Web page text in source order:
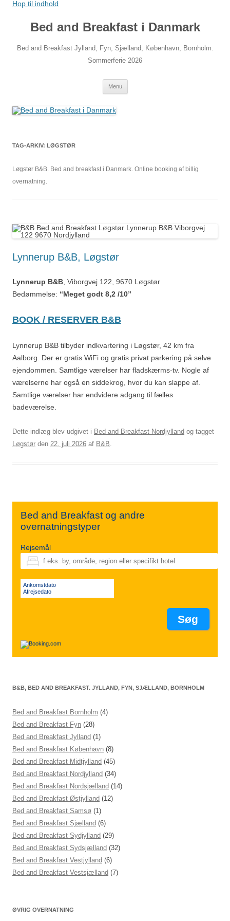
Hop til indhold
Bed and Breakfast i Danmark
Bed and Breakfast Jylland, Fyn, Sjælland, København, Bornholm.
Sommerferie 2026
Menu
TAG-ARKIV: LØGSTØR
Løgstør B&B. Bed and breakfast i Danmark. Online booking af billig
overnatning.
Lynnerup B&B, Løgstør
Lynnerup B&B , Viborgvej 122, 9670 Løgstør
Bedømmelse: “Meget godt 8,2 /10”
BOOK / RESERVER B&B
Lynnerup B&B tilbyder indkvartering i Løgstør, 42 km fra
Aalborg. Der er gratis WiFi og gratis privat parkering på selve
ejendommen. Samtlige værelser har fladskærms-tv. Nogle af
værelserne har også en siddekrog, hvor du kan slappe af.
Samtlige værelser har endvidere adgang til fælles
badeværelse.
Dette indlæg blev udgivet i Bed and Breakfast Nordjylland og tagget
Løgstør den 22. juli 2026 af B&B.
Bed and Breakfast og andre
overnatningstyper
Rejsemål
Ankomstdato
Afrejsedato
B&B, BED AND BREAKFAST. JYLLAND, FYN, SJÆLLAND, BORNHOLM
Bed and Breakfast Bornholm (4)
Bed and Breakfast Fyn (28)
Bed and Breakfast Jylland (1)
Bed and Breakfast København (8)
Bed and Breakfast Midtjylland (45)
Bed and Breakfast Nordjylland (34)
Bed and Breakfast Nordsjælland (14)
Bed and Breakfast Østjylland (12)
Bed and Breakfast Samsø (1)
Bed and Breakfast Sjælland (6)
Bed and Breakfast Sydjylland (29)
Bed and Breakfast Sydsjælland (32)
Bed and Breakfast Vestjylland (6)
Bed and Breakfast Vestsjælland (7)
ØVRIG OVERNATNING